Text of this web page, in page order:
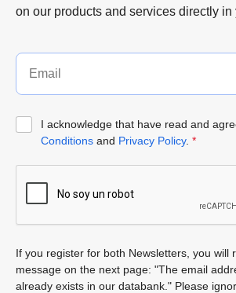
on our products and services directly in
I acknowledge that have read and
Conditionsand Privacy Policy. *
If you register for both Newsletters, you will
message on the next page: "The email
already exists in our databank." Please